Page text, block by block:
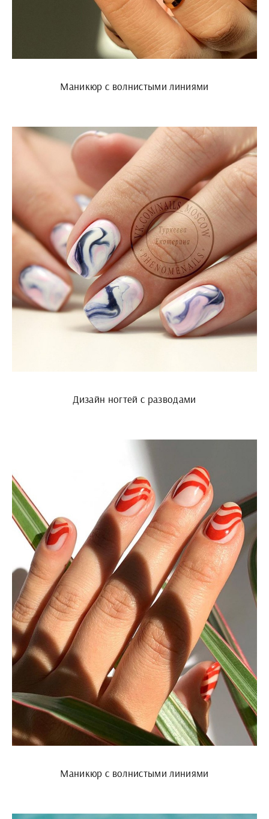
Маникюр с волнистыми линиями
Дизайн ногтей с разводами
Маникюр с волнистыми линиями